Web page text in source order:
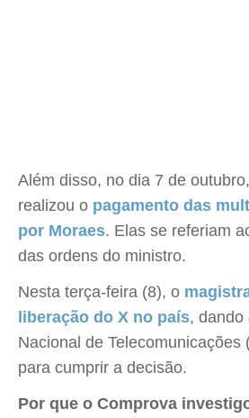
Além disso, no dia 7 de
realizou o pagamento das
por Moraes. Elas se referiam
das ordens do ministro.
Nesta terça-feira (8), o
liberação do X no país, dando
Nacional de Telecomunicações
para cumprir a decisão.
Por que o Comprova